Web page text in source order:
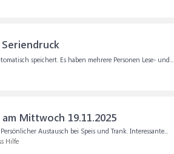
speichert. Es haben mehrere Personen Lese- und...
Mittwoch 19.11.2025
Austausch bei Speis und Trank. Interessante...
Hilfe